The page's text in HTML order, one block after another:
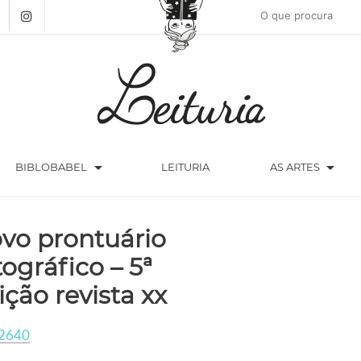
BIBLOBABEL arrow_drop_down LEITURIA AS ARTES arrow_drop_down
prontuário
– 5ª
revista xx